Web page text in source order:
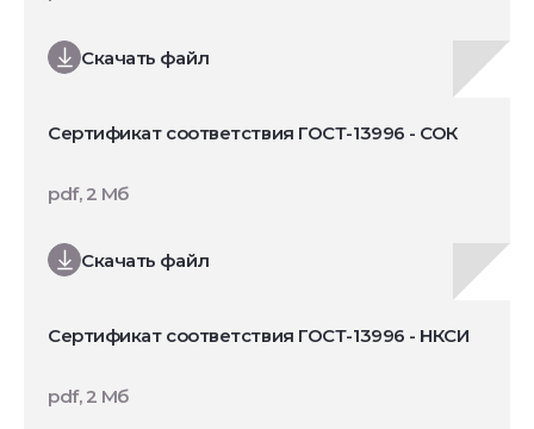
Скачать файл
Сертификат соответствия ГОСТ-13996 - СОК
Скачать файл
pdf, 2 Мб
Сертификат соответствия ГОСТ-13996 - НКСИ
pdf, 2 Мб